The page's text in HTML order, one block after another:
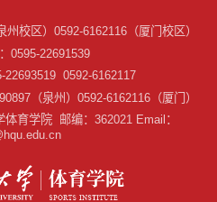
校区）0592-6162116（厦门校区）
0595-22691539
22693519 0592-6162117
（泉州）0592-6162116（厦门）
育学院 邮编：362021 Email：